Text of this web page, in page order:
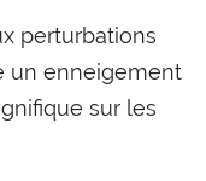
perturbations
un enneigement
sur les